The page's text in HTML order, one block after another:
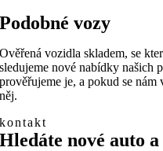
Podobné vozy
Ověřená vozidla skladem, se
sledujeme nové nabídky našich
prověřujeme je, a pokud se
něj.
kontakt
Hledáte nové auto